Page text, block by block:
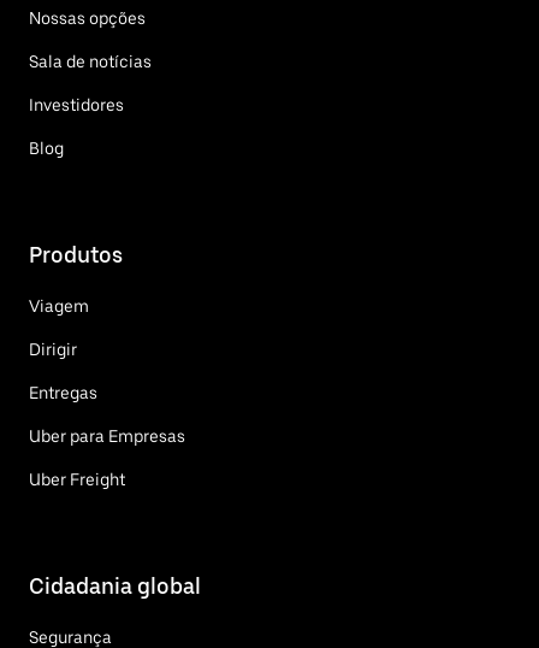
Nossas opções
Sala de notícias
Investidores
Blog
Produtos
Viagem
Dirigir
Entregas
Uber para Empresas
Uber Freight
Cidadania global
Segurança